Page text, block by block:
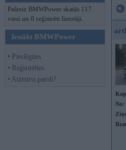
Pašreiz BMWPower skatās 117
viesi un 0 reģistrēti lietotāji.
Ienākt BMWPower
• Pieslēgties
• Reģistrēties
• Aizmirsi paroli?
No: